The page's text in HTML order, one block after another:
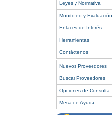
Leyes y Normativa
Monitoreo y Evaluación
Enlaces de Interés
Herramientas
Contáctenos
Nuevos Proveedores
Buscar Proveedores
Opciones de Consulta
Mesa de Ayuda